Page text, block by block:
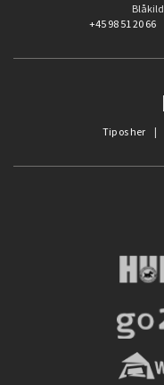
+45 98 51 20 66
Tip os her |